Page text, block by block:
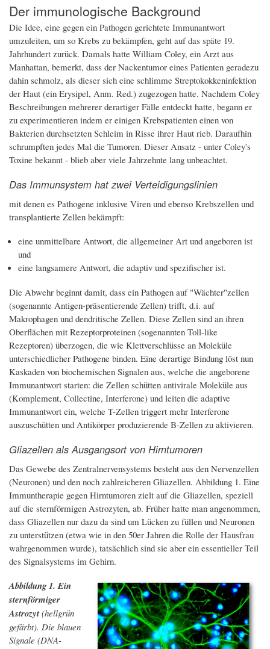
Der immunologische Background
Die Idee, eine gegen ein Pathogen gerichtete Immunantwort
umzuleiten, um so Krebs zu bekämpfen, geht auf das späte 19.
Jahrhundert zurück. Damals hatte William Coley, ein Arzt aus
Manhattan, bemerkt, dass der Nackentumor eines Patienten geradezu
dahin schmolz, als dieser sich eine schlimme Streptokokkeninfektion
der Haut (ein Erysipel, Anm. Red.) zugezogen hatte. Nachdem Coley
Beschreibungen mehrerer derartiger Fälle entdeckt hatte, begann er
zu experimentieren indem er einigen Krebspatienten einen von
Bakterien durchsetzten Schleim in Risse ihrer Haut rieb. Daraufhin
schrumpften jedes Mal die Tumoren. Dieser Ansatz - unter Coley's
Toxine bekannt - blieb aber viele Jahrzehnte lang unbeachtet.
Das Immunsystem hat zwei Verteidigungslinien
mit denen es Pathogene inklusive Viren und ebenso Krebszellen und
transplantierte Zellen bekämpft:
eine unmittelbare Antwort, die allgemeiner Art und angeboren ist
und
eine langsamere Antwort, die adaptiv und spezifischer ist.
Die Abwehr beginnt damit, dass ein Pathogen auf "Wächter"zellen
(sogenannte Antigen-präsentierende Zellen) trifft, d.i. auf
Makrophagen und dendritische Zellen. Diese Zellen sind an ihren
Oberflächen mit Rezeptorproteinen (sogenannten Toll-like
Rezeptoren) überzogen, die wie Klettverschlüsse an Moleküle
unterschiedlicher Pathogene binden. Eine derartige Bindung löst nun
Kaskaden von biochemischen Signalen aus, welche die angeborene
Immunantwort starten: die Zellen schütten antivirale Moleküle aus
(Komplement, Collectine, Interferone) und leiten die adaptive
Immunantwort ein, welche T-Zellen triggert mehr Interferone
auszuschütten und Antikörper produzierende B-Zellen zu aktivieren.
Gliazellen als Ausgangsort von Hirntumoren
Das Gewebe des Zentralnervensystems besteht aus den Nervenzellen
(Neuronen) und den noch zahlreicheren Gliazellen. Abbildung 1. Eine
Immuntherapie gegen Hirntumoren zielt auf die Gliazellen, speziell
auf die sternförmigen Astrozyten, ab. Früher hatte man angenommen,
dass Gliazellen nur dazu da sind um Lücken zu füllen und Neuronen
zu unterstützen (etwa wie in den 50er Jahren die Rolle der Hausfrau
wahrgenommen wurde), tatsächlich sind sie aber ein essentieller Teil
des Signalsystems im Gehirn.
Abbildung 1. Ein
sternförmiger
Astrozyt(hellgrün
gefärbt). Die blauen
Signale (DNA-